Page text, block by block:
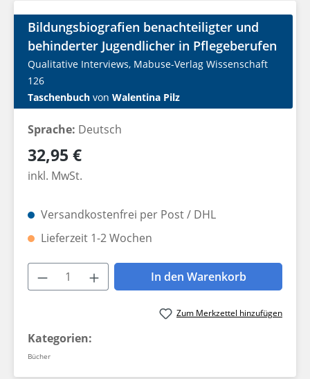
Bildungsbiografien benachteiligter und
behinderter Jugendlicher in Pflegeberufen
Qualitative Interviews, Mabuse-Verlag Wissenschaft
126
Taschenbuch von Walentina Pilz
Sprache: Deutsch
Regulärer Preis:
32,95 €
inkl. MwSt.
Versandkostenfrei per Post / DHL
Lieferzeit 1-2 Wochen
Produkt Anzahl: Gib den
In den Warenkorb
Zum Merkzettel hinzufügen
Kategorien:
Bücher